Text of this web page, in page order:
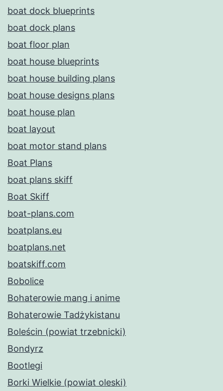
boat dock blueprints
boat dock plans
boat floor plan
boat house blueprints
boat house building plans
boat house designs plans
boat house plan
boat layout
boat motor stand plans
Boat Plans
boat plans skiff
Boat Skiff
boat-plans.com
boatplans.eu
boatplans.net
boatskiff.com
Bobolice
Bohaterowie mang i anime
Bohaterowie Tadżykistanu
Boleścin (powiat trzebnicki)
Bondyrz
Bootlegi
Borki Wielkie (powiat oleski)